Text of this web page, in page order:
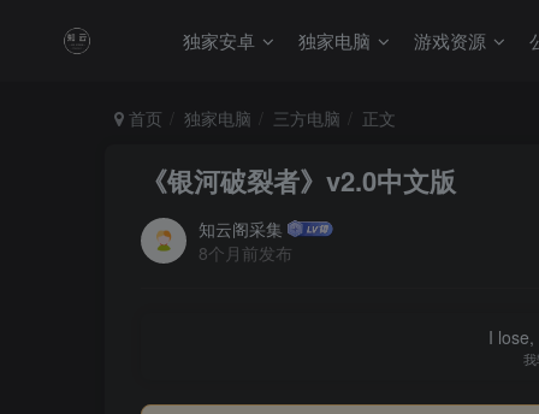
独家安卓 独家电脑 游戏资源
首页 独家电脑 三方电脑 正文
《银河破裂者》v2.0中文版
知云阁采集
8个月前发布
I